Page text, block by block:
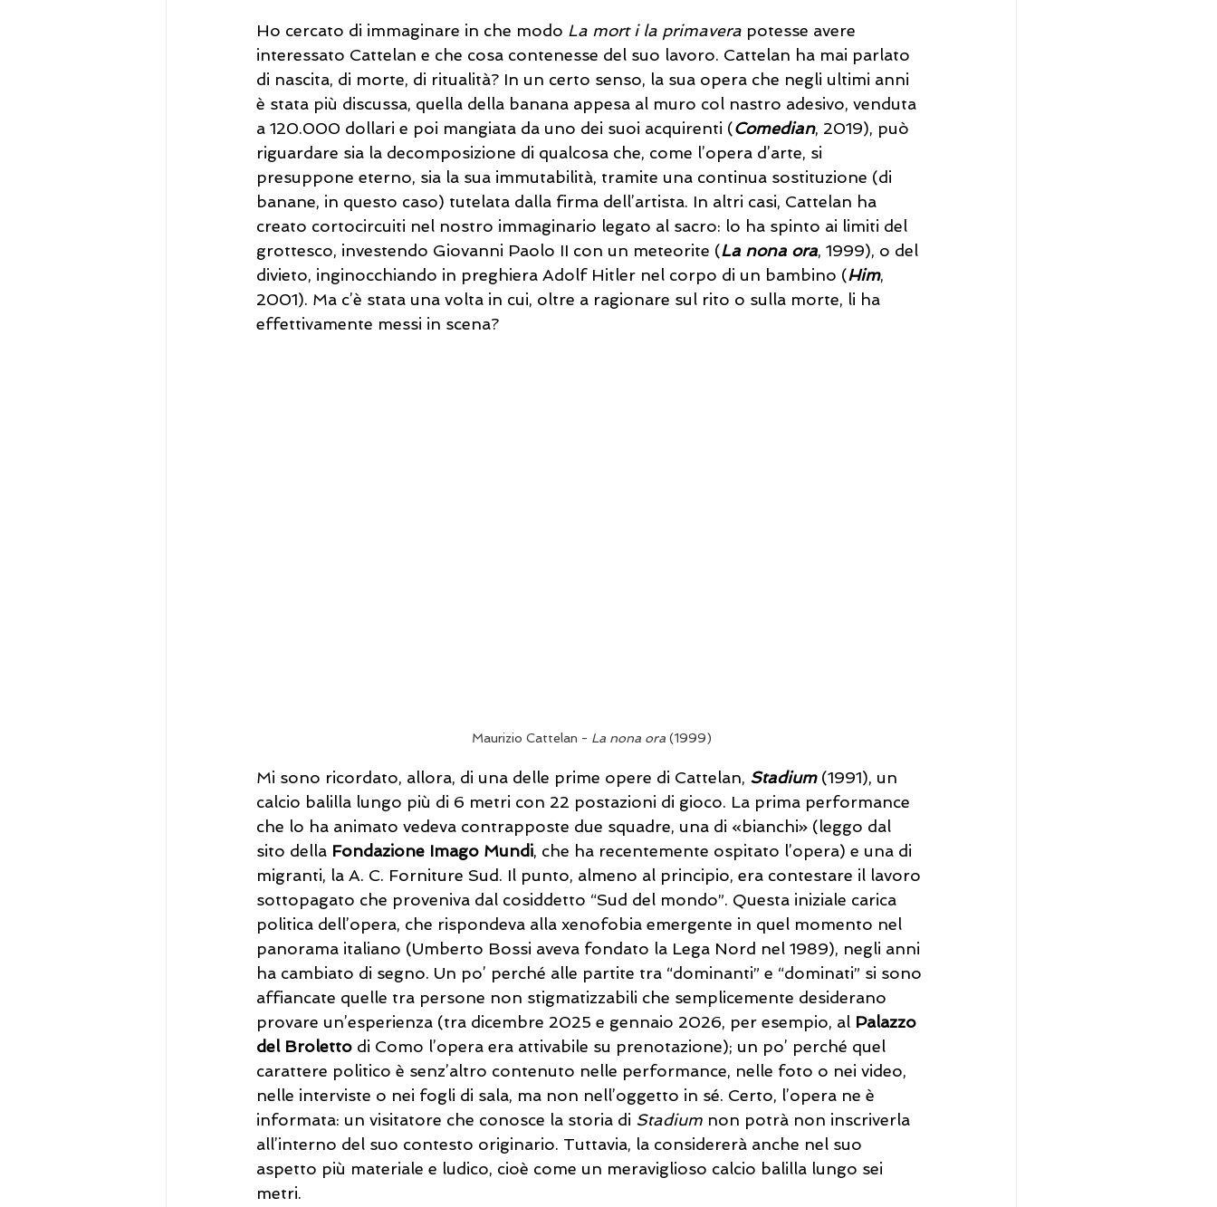
Ho cercato di immaginare in che modo La mort i la primavera potesse avere
interessato Cattelan e che cosa contenesse del suo lavoro. Cattelan ha mai parlato
di nascita, di morte, di ritualità? In un certo senso, la sua opera che negli ultimi anni
è stata più discussa, quella della banana appesa al muro col nastro adesivo, venduta
a 120.000 dollari e poi mangiata da uno dei suoi acquirenti (Comedian, 2019), può
riguardare sia la decomposizione di qualcosa che, come l’opera d’arte, si
presuppone eterno, sia la sua immutabilità, tramite una continua sostituzione (di
banane, in questo caso) tutelata dalla firma dell’artista. In altri casi, Cattelan ha
creato cortocircuiti nel nostro immaginario legato al sacro: lo ha spinto ai limiti del
grottesco, investendo Giovanni Paolo II con un meteorite (La nona ora, 1999), o del
divieto, inginocchiando in preghiera Adolf Hitler nel corpo di un bambino (Him,
2001). Ma c’è stata una volta in cui, oltre a ragionare sul rito o sulla morte, li ha
effettivamente messi in scena?
Maurizio Cattelan - La nona ora (1999)
Mi sono ricordato, allora, di una delle prime opere di Cattelan, Stadium (1991), un
calcio balilla lungo più di 6 metri con 22 postazioni di gioco. La prima performance
che lo ha animato vedeva contrapposte due squadre, una di «bianchi» (leggo dal
sito della Fondazione Imago Mundi, che ha recentemente ospitato l’opera) e una di
migranti, la A. C. Forniture Sud. Il punto, almeno al principio, era contestare il lavoro
sottopagato che proveniva dal cosiddetto “Sud del mondo”. Questa iniziale carica
politica dell’opera, che rispondeva alla xenofobia emergente in quel momento nel
panorama italiano (Umberto Bossi aveva fondato la Lega Nord nel 1989), negli anni
ha cambiato di segno. Un po’ perché alle partite tra “dominanti” e “dominati” si sono
affiancate quelle tra persone non stigmatizzabili che semplicemente desiderano
provare un’esperienza (tra dicembre 2025 e gennaio 2026, per esempio, al Palazzo
del Broletto di Como l’opera era attivabile su prenotazione); un po’ perché quel
carattere politico è senz’altro contenuto nelle performance, nelle foto o nei video,
nelle interviste o nei fogli di sala, ma non nell’oggetto in sé. Certo, l’opera ne è
informata: un visitatore che conosce la storia di Stadium non potrà non inscriverla
all’interno del suo contesto originario. Tuttavia, la considererà anche nel suo
aspetto più materiale e ludico, cioè come un meraviglioso calcio balilla lungo sei
metri.